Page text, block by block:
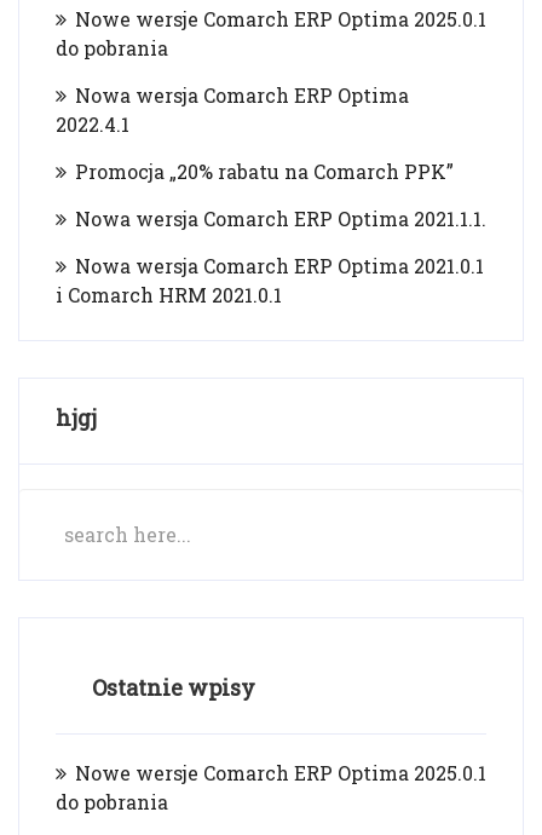
Nowe wersje Comarch ERP Optima 2025.0.1
do pobrania
Nowa wersja Comarch ERP Optima
2022.4.1
Promocja „20% rabatu na Comarch PPK”
Nowa wersja Comarch ERP Optima 2021.1.1.
Nowa wersja Comarch ERP Optima 2021.0.1
i Comarch HRM 2021.0.1
hjgj
Ostatnie wpisy
Nowe wersje Comarch ERP Optima 2025.0.1
do pobrania